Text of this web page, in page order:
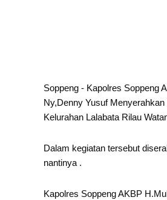
Soppeng - Kapolres Soppeng
Ny,Denny Yusuf
Kelurahan Lalabata Rilau
Dalam kegiatan tersebut
nantinya .
Kapolres Soppeng AKBP